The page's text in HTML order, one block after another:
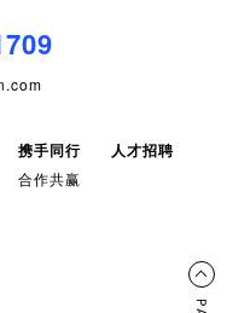
携手同行
合作共赢
人才招聘